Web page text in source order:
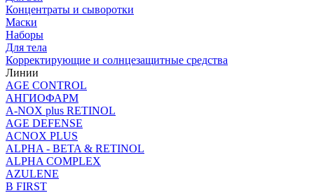
Концентраты и сыворотки
Маски
Наборы
Для тела
Корректирующие и солнцезащитные средства
Линии
AGE CONTROL
АНГИОФАРМ
A-NOX plus RETINOL
AGE DEFENSE
ACNOX PLUS
ALPHA - BETA & RETINOL
ALPHA COMPLEX
AZULENE
B FIRST